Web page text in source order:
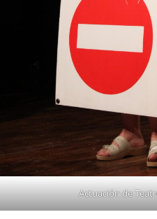
Actuación de